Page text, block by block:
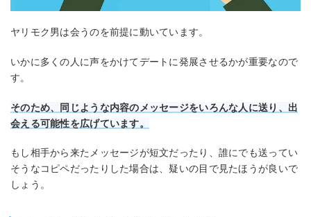
ヤリモク男は会うのを前提に動いています。
いかに多くの人に声をかけてデートに発展させるかが重要なので
す。
そのため、同じような内容のメッセージをいろんな人に送り、出
会える可能性を広げています。
もし相手から来たメッセージが短文だったり、誰にでも送ってい
そうなコピペだったりした場合は、疑いの目で見たほうが良いで
しょう。